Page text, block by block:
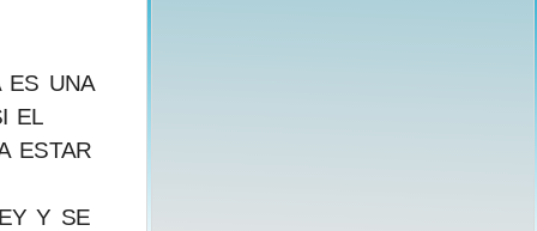
ES UNA
EL
ESTAR
Y SE